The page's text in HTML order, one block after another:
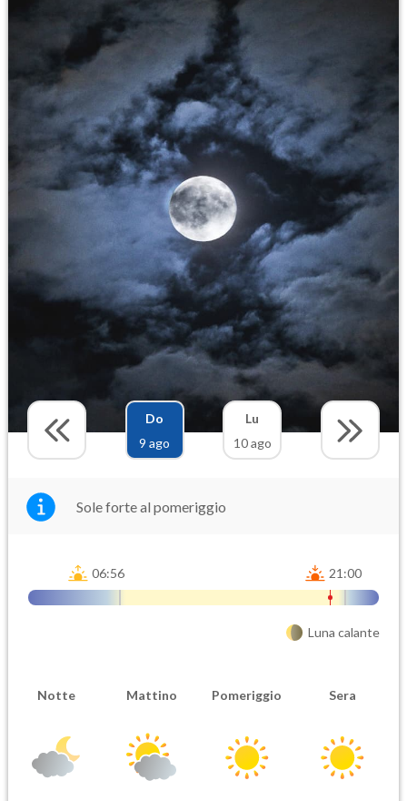
Do
9 ago
Lu
10 ago
Sole forte al pomeriggio
06:56 21:00
Luna calante
Notte Mattino Pomeriggio Sera